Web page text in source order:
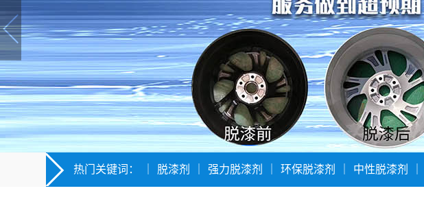
热门关键词： 脱漆剂 强力脱漆剂 环保脱漆剂 中性脱漆剂